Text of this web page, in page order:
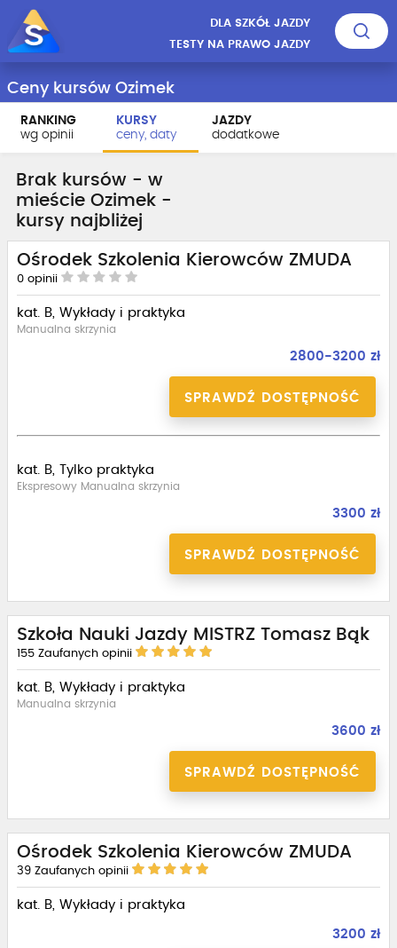
DLA SZKÓŁ JAZDY
TESTY NA PRAWO JAZDY
Ceny kursów Ozimek
RANKING
wg opinii
KURSY
ceny, daty
JAZDY
dodatkowe
Brak kursów - w
mieście Ozimek -
kursy najbliżej
Ośrodek Szkolenia Kierowców ZMUDA
0 opinii
kat. B, Wykłady i praktyka
Manualna skrzynia
2800-3200 zł
SPRAWDŹ DOSTĘPNOŚĆ
kat. B, Tylko praktyka
Ekspresowy Manualna skrzynia
3300 zł
SPRAWDŹ DOSTĘPNOŚĆ
Szkoła Nauki Jazdy MISTRZ Tomasz Bąk
155 Zaufanych opinii
kat. B, Wykłady i praktyka
Manualna skrzynia
3600 zł
SPRAWDŹ DOSTĘPNOŚĆ
Ośrodek Szkolenia Kierowców ZMUDA
39 Zaufanych opinii
kat. B, Wykłady i praktyka
3200 zł